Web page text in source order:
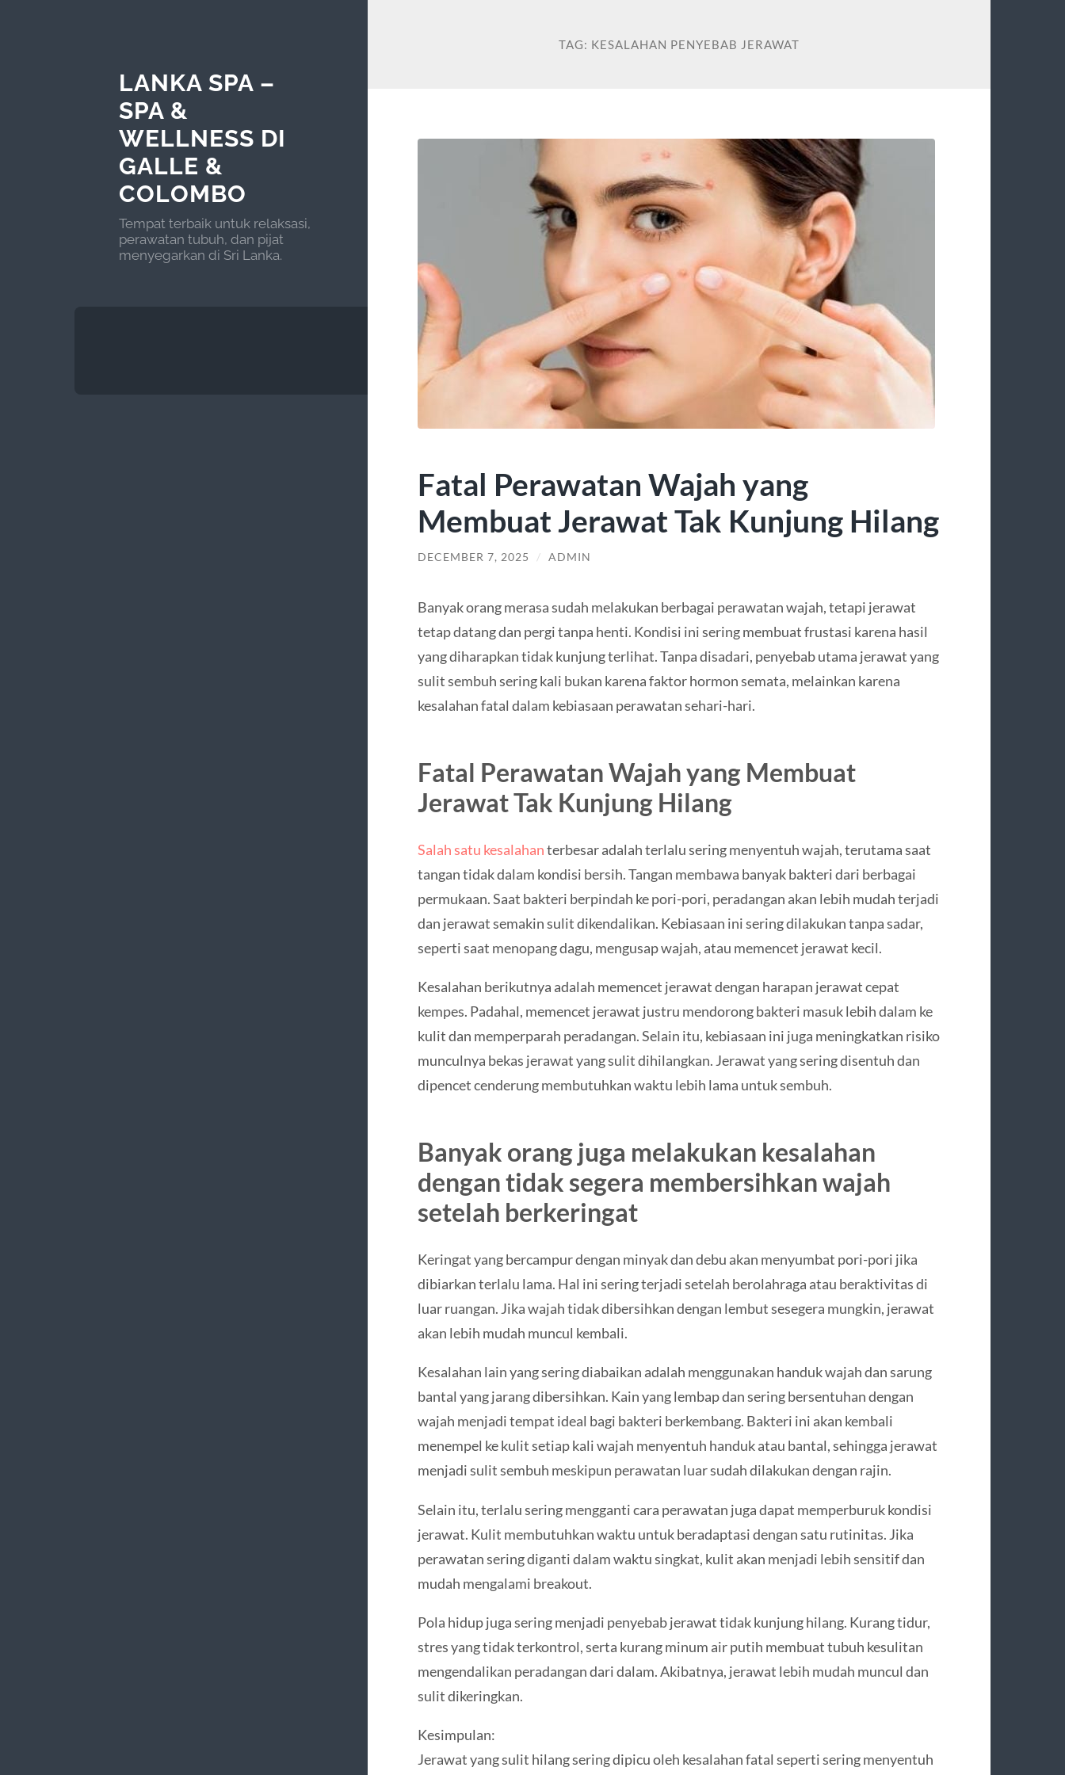
LANKA SPA –
SPA &
WELLNESS DI
GALLE &
COLOMBO
Tempat terbaik untuk relaksasi,
perawatan tubuh, dan pijat
menyegarkan di Sri Lanka.
TAG: KESALAHAN PENYEBAB JERAWAT
Fatal Perawatan Wajah yang
Membuat Jerawat Tak Kunjung Hilang
DECEMBER 7, 2025 / ADMIN
Banyak orang merasa sudah melakukan berbagai perawatan wajah, tetapi jerawat
tetap datang dan pergi tanpa henti. Kondisi ini sering membuat frustasi karena hasil
yang diharapkan tidak kunjung terlihat. Tanpa disadari, penyebab utama jerawat yang
sulit sembuh sering kali bukan karena faktor hormon semata, melainkan karena
kesalahan fatal dalam kebiasaan perawatan sehari-hari.
Fatal Perawatan Wajah yang Membuat
Jerawat Tak Kunjung Hilang
Salah satu kesalahanterbesar adalah terlalu sering menyentuh wajah, terutama saat
tangan tidak dalam kondisi bersih. Tangan membawa banyak bakteri dari berbagai
permukaan. Saat bakteri berpindah ke pori-pori, peradangan akan lebih mudah terjadi
dan jerawat semakin sulit dikendalikan. Kebiasaan ini sering dilakukan tanpa sadar,
seperti saat menopang dagu, mengusap wajah, atau memencet jerawat kecil.
Kesalahan berikutnya adalah memencet jerawat dengan harapan jerawat cepat
kempes. Padahal, memencet jerawat justru mendorong bakteri masuk lebih dalam ke
kulit dan memperparah peradangan. Selain itu, kebiasaan ini juga meningkatkan risiko
munculnya bekas jerawat yang sulit dihilangkan. Jerawat yang sering disentuh dan
dipencet cenderung membutuhkan waktu lebih lama untuk sembuh.
Banyak orang juga melakukan kesalahan
dengan tidak segera membersihkan wajah
setelah berkeringat
Keringat yang bercampur dengan minyak dan debu akan menyumbat pori-pori jika
dibiarkan terlalu lama. Hal ini sering terjadi setelah berolahraga atau beraktivitas di
luar ruangan. Jika wajah tidak dibersihkan dengan lembut sesegera mungkin, jerawat
akan lebih mudah muncul kembali.
Kesalahan lain yang sering diabaikan adalah menggunakan handuk wajah dan sarung
bantal yang jarang dibersihkan. Kain yang lembap dan sering bersentuhan dengan
wajah menjadi tempat ideal bagi bakteri berkembang. Bakteri ini akan kembali
menempel ke kulit setiap kali wajah menyentuh handuk atau bantal, sehingga jerawat
menjadi sulit sembuh meskipun perawatan luar sudah dilakukan dengan rajin.
Selain itu, terlalu sering mengganti cara perawatan juga dapat memperburuk kondisi
jerawat. Kulit membutuhkan waktu untuk beradaptasi dengan satu rutinitas. Jika
perawatan sering diganti dalam waktu singkat, kulit akan menjadi lebih sensitif dan
mudah mengalami breakout.
Pola hidup juga sering menjadi penyebab jerawat tidak kunjung hilang. Kurang tidur,
stres yang tidak terkontrol, serta kurang minum air putih membuat tubuh kesulitan
mengendalikan peradangan dari dalam. Akibatnya, jerawat lebih mudah muncul dan
sulit dikeringkan.
Kesimpulan:
Jerawat yang sulit hilang sering dipicu oleh kesalahan fatal seperti sering menyentuh